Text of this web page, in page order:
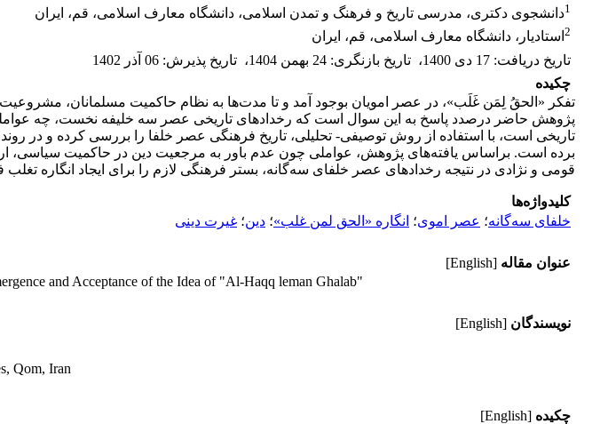
1دانشجوی دکتری، مدرسی تاریخ و فرهنگ و تمدن اسلامی، دانشگاه معارف اسلامی، قم، ایران
2 استادیار، دانشگاه معارف اسلامی، قم، ایران
تاریخ دریافت: 17 دی 1400 ، تاریخ بازنگری: 24 بهمن 1404 ، تاریخ پذیرش: 06 آذر 1402
چکیده
تفکر «الحقُ لِمَن غَلَب»، در عصر امویان بوجود آمد و تا مدت‌ها به نظام حاکمیت مسلمانان،
پژوهش حاضر درصدد پاسخ به این سوال است که رخدادهای تاریخی عصر سه خلیفه نخست، چه
تاریخی است، با استفاده از روش توصیفی- تحلیلی، تاریخ فرهنگی عصر خلفا را بررسی کرده و در
برده است. براساس یافته‌های پژوهش، عواملی چون عدم باور به مرجعیت دین در حاکمیت
قومی و نژادی در نتیجه رخدادهای عصر خلفای سه‌گانه، بستر فرهنگی لازم را برای ایجاد انگاره
کلیدواژه‌ها
خلفای سه‌گانه؛ عصر اموی؛ انگاره «الحق لمن غلب»؛ دین؛ غیرت دینی
عنوان مقاله [English]
and Acceptance of the Idea of "Al-Haqq leman Ghalab"
نویسندگان [English]
Qom, Iran
چکیده [English]